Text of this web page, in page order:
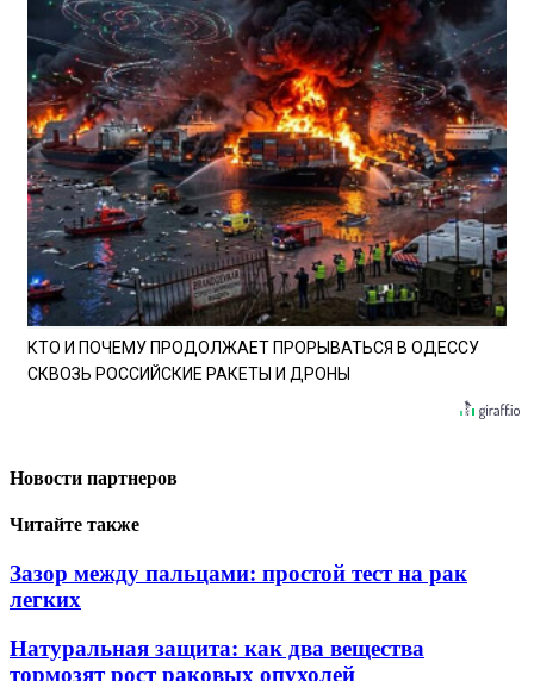
КТО И ПОЧЕМУ ПРОДОЛЖАЕТ ПРОРЫВАТЬСЯ В ОДЕССУ
СКВОЗЬ РОССИЙСКИЕ РАКЕТЫ И ДРОНЫ
Новости партнеров
Читайте также
Зазор между пальцами: простой тест на рак
легких
Натуральная защита: как два вещества
тормозят рост раковых опухолей